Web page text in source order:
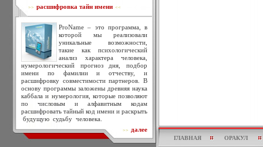
>> расшифровка тайн имени <<
ProName – это программа, в
которой мы реализовали
уникальные возможности,
такие как психологический
анализ характера человека,
нумерологический прогноз дня, подбор
имени по фамилии и отчеству, и
расшифровку совместимости партнеров. В
основу программы заложены древняя наука
каббала и нумерология, которые позволяют
по числовым и алфавитным кодам
расшифровать тайный код имени и раскрыть
будущую судьбу человека.
>> далее
ГЛАВНАЯ ОРАКУЛ